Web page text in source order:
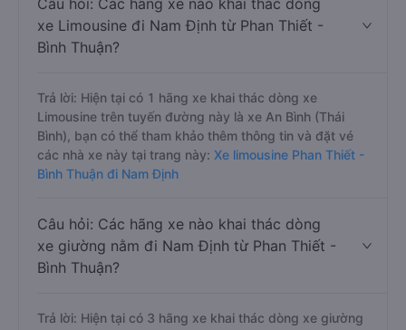
Câu hỏi: Các hãng xe nào khai thác dòng
xe Limousine đi Nam Định từ Phan Thiết -
Bình Thuận?
Trả lời: Hiện tại có 1 hãng xe khai thác dòng xe
Limousine trên tuyến đường này là xe An Bình (Thái
Bình), bạn có thể tham khảo thêm thông tin và đặt vé
các nhà xe này tại trang này: Xe limousine Phan Thiết -
Bình Thuận đi Nam Định
Câu hỏi: Các hãng xe nào khai thác dòng
xe giường nằm đi Nam Định từ Phan Thiết -
Bình Thuận?
Trả lời: Hiện tại có 3 hãng xe khai thác dòng xe giường